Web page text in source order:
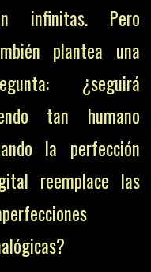
infinitas. Pero
plantea una
¿seguirá
tan humano
la perfección
reemplace las